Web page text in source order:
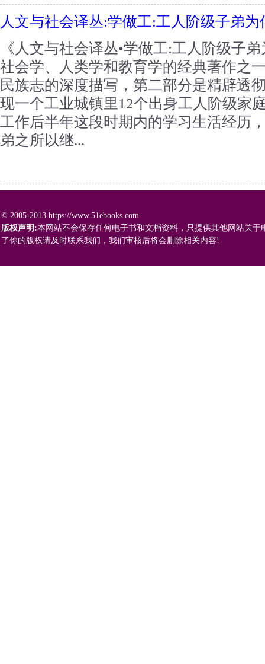
人文与社会译丛:学做工:工人阶级子弟为
《人文与社会译丛•学做工:工人阶级子
社会学、人类学和教育学的经典著作之
民族志的深度描写，第二部分是精辟透
现一个工业城镇里12个出身工人阶级家
工作后半年这段时期内的学习生活经历
弟之所以继...
© 2005-2013 https://www.51ebooks.com
版权声明:本网站不会保存任何电子书和文档资料，只提供其他网站关
了你的版权请及时联系我们，我们审核后将会删除相关内容!